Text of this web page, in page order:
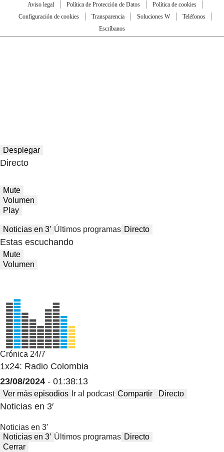
Aviso legal Política de Protección de Datos
Política de cookies
Configuración de cookies
Transparencia Soluciones W
Teléfonos
Escríbanos
Desplegar
Directo
Mute
Volumen
Play
Noticias en 3′ Últimos programas Directo
Estas escuchando
Mute
Volumen
Crónica 24/7
1x24: Radio Colombia
23/08/2024 - 01:38:13
Ver más episodios Ir al podcast Compartir Directo
Noticias en 3′
Noticias en 3′
Noticias en 3′ Últimos programas Directo
Cerrar